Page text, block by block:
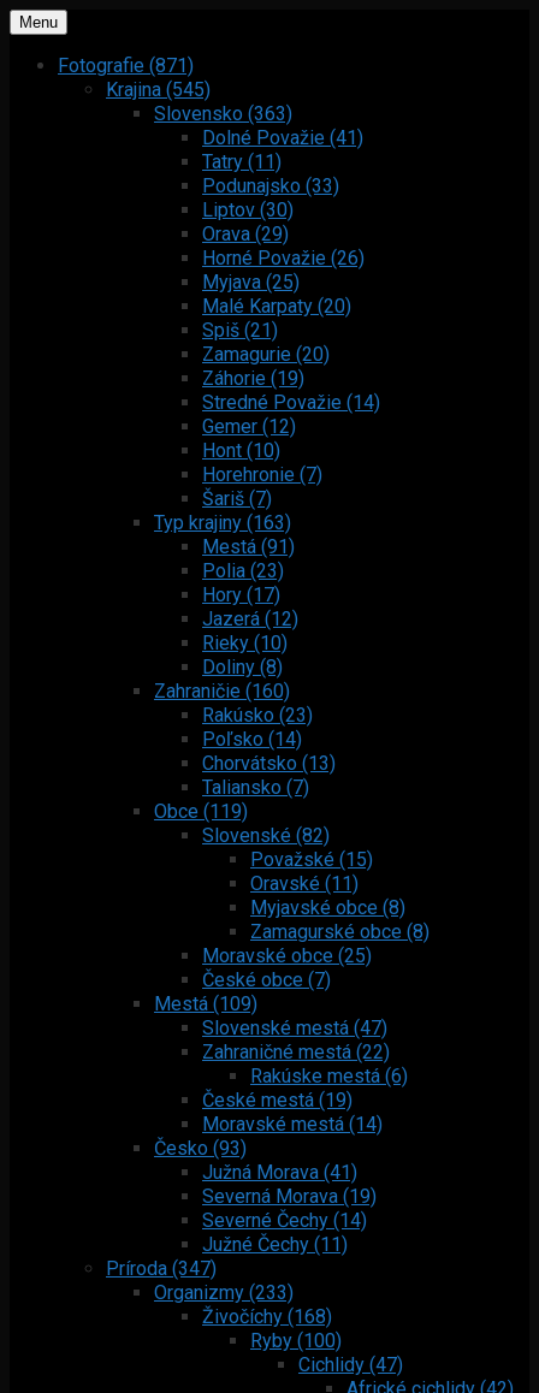
Menu
Fotografie (871)
Krajina (545)
Slovensko (363)
Dolné Považie (41)
Tatry (11)
Podunajsko (33)
Liptov (30)
Orava (29)
Horné Považie (26)
Myjava (25)
Malé Karpaty (20)
Spiš (21)
Zamagurie (20)
Záhorie (19)
Stredné Považie (14)
Gemer (12)
Hont (10)
Horehronie (7)
Šariš (7)
Typ krajiny (163)
Mestá (91)
Polia (23)
Hory (17)
Jazerá (12)
Rieky (10)
Doliny (8)
Zahraničie (160)
Rakúsko (23)
Poľsko (14)
Chorvátsko (13)
Taliansko (7)
Obce (119)
Slovenské (82)
Považské (15)
Oravské (11)
Myjavské obce (8)
Zamagurské obce (8)
Moravské obce (25)
České obce (7)
Mestá (109)
Slovenské mestá (47)
Zahraničné mestá (22)
Rakúske mestá (6)
České mestá (19)
Moravské mestá (14)
Česko (93)
Južná Morava (41)
Severná Morava (19)
Severné Čechy (14)
Južné Čechy (11)
Príroda (347)
Organizmy (233)
Živočíchy (168)
Ryby (100)
Cichlidy (47)